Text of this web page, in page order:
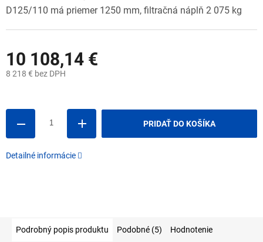
10 108,14 €
8 218 € bez DPH
PRIDAŤ DO KOŠÍKA
D125/110 má priemer 1250 mm, filtračná náplň 2 075 kg
Detailné informácie
Podrobný popis produktu Podobné (5) Hodnotenie